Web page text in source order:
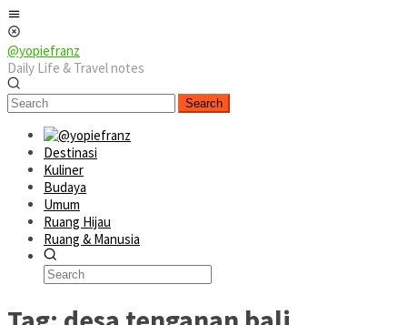
Skip
to
content
@yopiefranz
Daily Life & Travel notes
Search
Destinasi
Kuliner
Budaya
Umum
Ruang Hijau
Ruang & Manusia